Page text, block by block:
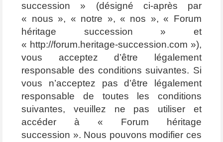
succession » (désigné ci-après par
« nous », « notre », « nos », « Forum
héritage succession » et
« http://forum.heritage-succession.com »),
vous acceptez d’être légalement
responsable des conditions suivantes. Si
vous n’acceptez pas d’être légalement
responsable de toutes les conditions
suivantes, veuillez ne pas utiliser et
accéder à « Forum héritage
succession ». Nous pouvons modifier ces